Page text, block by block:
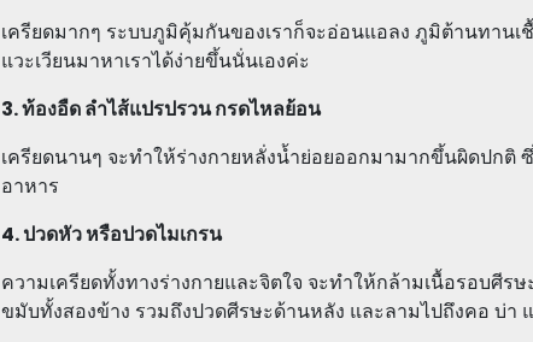
เครียดมากๆ ระบบภูมิคุ้มกันของเราก็จะอ่อนแอลง ภูมิต้านทานเ
แวะเวียนมาหาเราได้ง่ายขึ้นนั่นเองค่ะ
3. ท้องอืด ลำไส้แปรปรวน กรดไหลย้อน
เครียดนานๆ จะทำให้ร่างกายหลั่งน้ำย่อยออกมามากขึ้นผิดปกติ
อาหาร
4. ปวดหัว หรือปวดไมเกรน
ความเครียดทั้งทางร่างกายและจิตใจ จะทำให้กล้ามเนื้อรอบศีร
ขมับทั้งสองข้าง รวมถึงปวดศีรษะด้านหลัง และลามไปถึงคอ บ่า